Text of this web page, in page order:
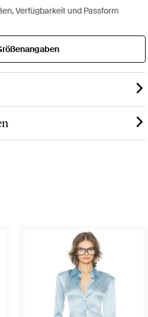
Verfügbarkeit und Passform